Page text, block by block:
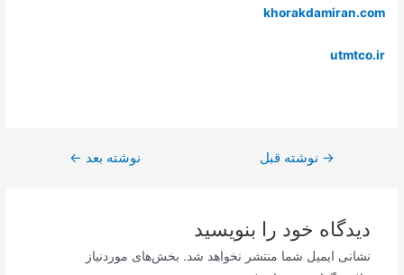
khorakdamiran.com
utmtco.ir
→ نوشته قبل نوشته بعد ←
دیدگاه‌ خود را بنویسید
نشانی ایمیل شما منتشر نخواهد شد. بخش‌های موردنیاز